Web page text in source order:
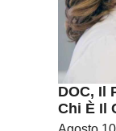
DOC, Il
Chi È Il